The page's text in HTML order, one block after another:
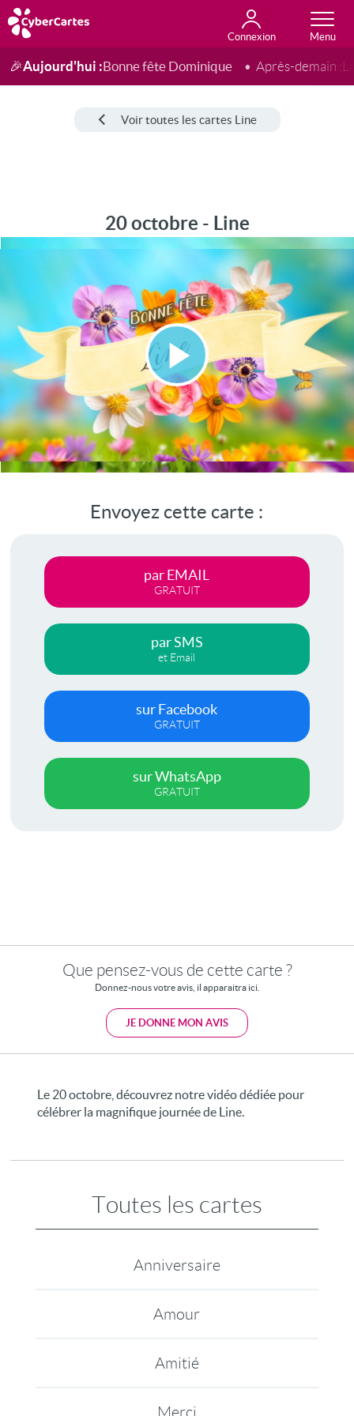
Connexion
Anniversaire
Fête du jour
Amour
Amitié
Merci
Toutes les cartes
🎉Aujourd'hui :Bonne fête Dominique Après-demain :
Voir toutes les cartes Line
20 octobre - Line
Lire
la
vidéo
Envoyez cette carte :
par EMAIL
GRATUIT
par SMS
et Email
sur Facebook
GRATUIT
sur WhatsApp
GRATUIT
Que pensez-vous de cette carte ?
Donnez-nous votre avis, il apparaitra ici.
JE DONNE MON AVIS
Le 20 octobre, découvrez notre vidéo dédiée pour
célébrer la magnifique journée de Line.
Toutes les cartes
Anniversaire
Amour
Amitié
Merci